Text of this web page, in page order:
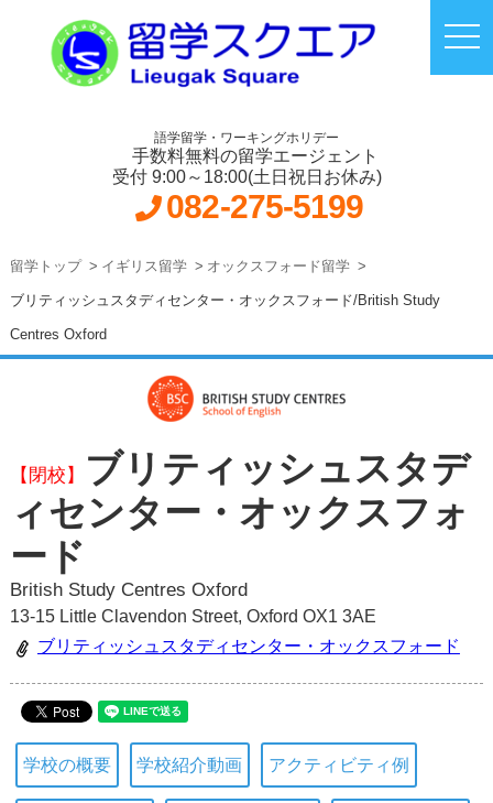
語学留学・ワーキングホリデー
手数料無料の留学エージェント
受付 9:00～18:00(土日祝日お休み)
082-275-5199
留学トップ イギリス留学 オックスフォード留学
ブリティッシュスタディセンター・オックスフォード/British Study
Centres Oxford
【閉校】
ブリティッシュスタデ
ィセンター・オックスフォ
ード
British Study Centres Oxford
13-15 Little Clavendon Street, Oxford OX1 3AE
ブリティッシュスタディセンター・オックスフォード
学校の概要 学校紹介動画 アクティビティ例